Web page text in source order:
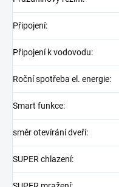
Připojení:
Připojení k vodovodu:
Roční spotřeba el. energie:
Smart funkce:
směr otevírání dveří:
SUPER chlazení: